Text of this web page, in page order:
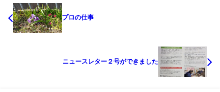
プロの仕事
ニュースレター２号ができました